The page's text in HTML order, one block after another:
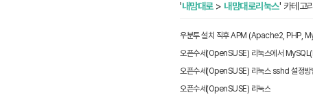
'내맘대로> 내맘대로리눅스' 카테고
오픈수세(OpenSUSE) 리눅스 sshd 설정방
오픈수세(OpenSUSE) 리눅스